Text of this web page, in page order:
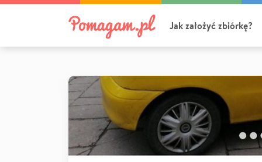
Jak założyć zbiórkę?